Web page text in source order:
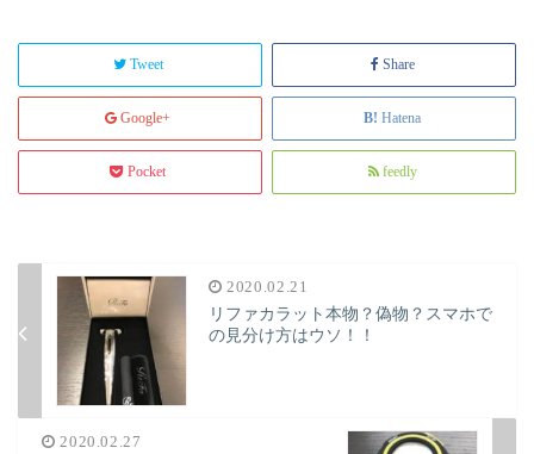
Tweet Share
Google+ Hatena
Pocket feedly
2020.02.21
リファカラット本物？偽物？スマホで
の見分け方はウソ！！
2020.02.27